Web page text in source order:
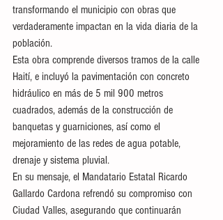
transformando el municipio con obras que
verdaderamente impactan en la vida diaria de la
población.
Esta obra comprende diversos tramos de la calle
Haití, e incluyó la pavimentación con concreto
hidráulico en más de 5 mil 900 metros
cuadrados, además de la construcción de
banquetas y guarniciones, así como el
mejoramiento de las redes de agua potable,
drenaje y sistema pluvial.
En su mensaje, el Mandatario Estatal Ricardo
Gallardo Cardona refrendó su compromiso con
Ciudad Valles, asegurando que continuarán